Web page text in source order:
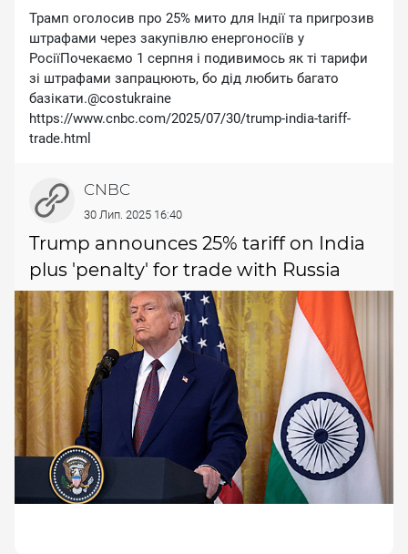
Трамп оголосив про 25% мито для Індії та пригрозив
штрафами через закупівлю енергоносіїв у
РосіїПочекаємо 1 серпня і подивимось як ті тарифи
зі штрафами запрацюють, бо дід любить багато
базікати.@costukraine
https://www.cnbc.com/2025/07/30/trump-india-tariff-
trade.html
CNBC
30 Лип. 2025 16:40
Trump announces 25% tariff on India
plus 'penalty' for trade with Russia